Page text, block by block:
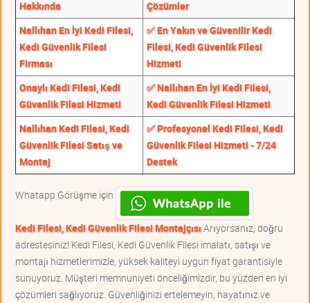
Hakkında
Çözümler
Nallıhan En İyi Kedi Filesi,
Kedi Güvenlik Filesi
Firması
✅ En Yakın ve Güvenilir Kedi
Filesi, Kedi Güvenlik Filesi
Hizmeti
Onaylı Kedi Filesi, Kedi
Güvenlik Filesi Hizmeti
✅ Nallıhan En İyi Kedi Filesi,
Kedi Güvenlik Filesi Hizmeti
Nallıhan Kedi Filesi, Kedi
Güvenlik Filesi Satış ve
Montaj
✅ Profesyonel Kedi Filesi, Kedi
Güvenlik Filesi Hizmeti - 7/24
Destek
Whatapp Görüşme için
Kedi Filesi, Kedi Güvenlik Filesi MontajçısıArıyorsanız, doğru
adrestesiniz! Kedi Filesi, Kedi Güvenlik Filesi imalatı, satışı ve
montajı hizmetlerimizle, yüksek kaliteyi uygun fiyat garantisiyle
sunuyoruz. Müşteri memnuniyeti önceliğimizdir, bu yüzden en iyi
çözümleri sağlıyoruz. Güvenliğinizi ertelemeyin, hayatınız ve